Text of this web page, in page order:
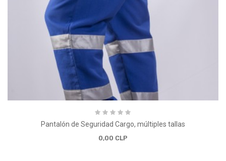
Pantalón de Seguridad Cargo, múltiples tallas
0,00 CLP